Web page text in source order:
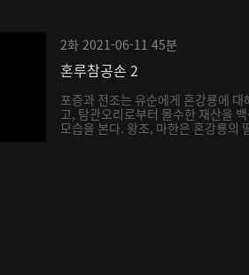
2화 2021-06-11 45분
혼루참공손 2
포증과 전조는 유순에게 혼강룡에
고, 탐관오리로부터 몰수한 재산을
모습을 본다. 왕조, 마한은 혼강룡의